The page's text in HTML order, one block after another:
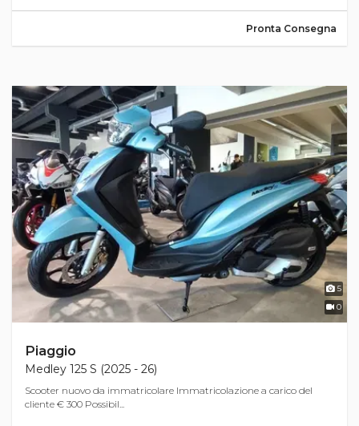
Pronta Consegna
5
0
Piaggio
Medley 125 S (2025 - 26)
Scooter nuovo da immatricolare Immatricolazione a carico del
cliente € 300 Possibil...